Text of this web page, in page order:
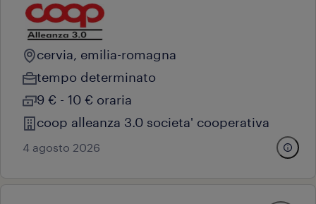
cervia, emilia-romagna
tempo determinato
9 € - 10 € oraria
coop alleanza 3.0 societa' cooperativa
4 agosto 2026